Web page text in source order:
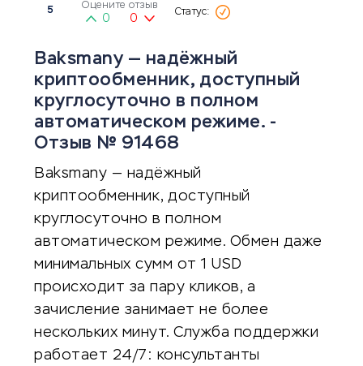
5 Оцените отзыв
0 0
Baksmany — надёжный
криптообменник, доступный
круглосуточно в полном
автоматическом режиме. -
Отзыв № 91468
Baksmany — надёжный
криптообменник, доступный
круглосуточно в полном
автоматическом режиме. Обмен даже
минимальных сумм от 1 USD
происходит за пару кликов, а
зачисление занимает не более
нескольких минут. Служба поддержки
работает 24/7: консультанты